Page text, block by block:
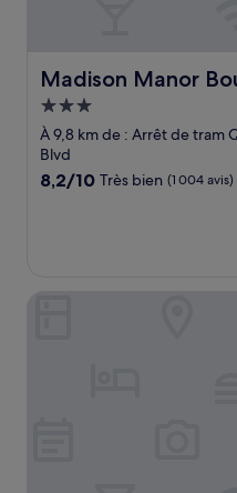
Madison Manor
Madison Manor
Hébergement
3.0 étoiles
À 9,8 km de : Arrêt de tram
Blvd
8.2
8,2/10 Très bien (1 004 avis)